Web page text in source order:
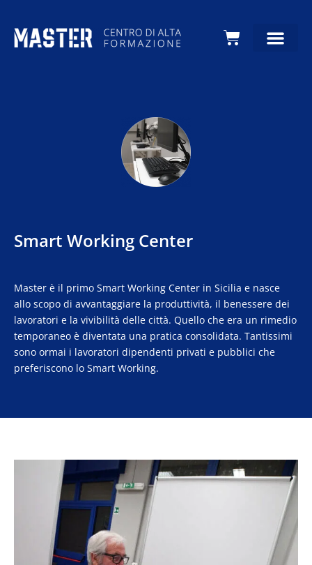
Carrello
Smart Working Center
Master è il primo Smart Working Center in Sicilia e nasce
allo scopo di avvantaggiare la produttività, il benessere dei
lavoratori e la vivibilità delle città. Quello che era un rimedio
temporaneo è diventata una pratica consolidata. Tantissimi
sono ormai i lavoratori dipendenti privati e pubblici che
preferiscono lo Smart Working.